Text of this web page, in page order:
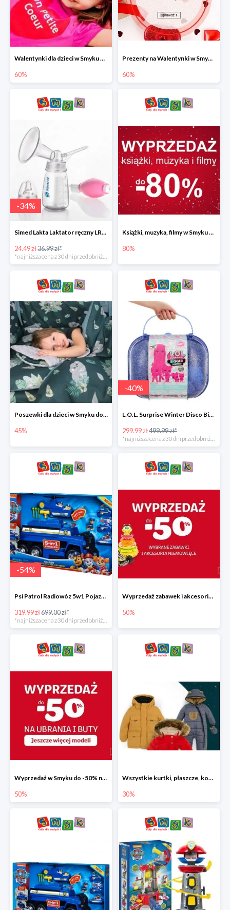
Walentynki dla dzieci w Smyku do -60%
60%
Prezenty na Walentynki w Smyku do -60%
60%
-34%
Simed Lakta Laktator ręczny LR-8 -34%
24.49 zł36.99 zł*
*najniższa cena z 30 dni przed obniżką
Książki, muzyka, filmy w Smyku do -80%
80%
Poszewki dla dzieci w Smyku do -45%
45%
-40%
L.O.L. Surprise Winter Disco Bigger Surprise Zestaw laleczek w walizce -40%
299.99 zł499.99 zł*
-54%
Psi Patrol Radiowóz 5w1 Pojazd ratunkowy z figurką Chase'a
319.99 zł699.00 zł*
Wyprzedaż zabawek i akcesoriów niemowlęcych w Smyku do -50%
50%
Wyprzedaż w Smyku do -50% na ubrania i buty
50%
Wszystkie kurtki, płaszcze, kombinezony i spodnie narciarskie -30%
30%